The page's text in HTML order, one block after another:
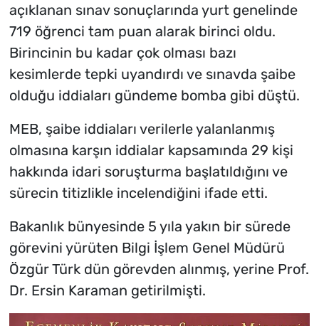
açıklanan sınav sonuçlarında yurt genelinde
719 öğrenci tam puan alarak birinci oldu.
Birincinin bu kadar çok olması bazı
kesimlerde tepki uyandırdı ve sınavda şaibe
olduğu iddiaları gündeme bomba gibi düştü.
MEB, şaibe iddiaları verilerle yalanlanmış
olmasına karşın iddialar kapsamında 29 kişi
hakkında idari soruşturma başlatıldığını ve
sürecin titizlikle incelendiğini ifade etti.
Bakanlık bünyesinde 5 yıla yakın bir sürede
görevini yürüten Bilgi İşlem Genel Müdürü
Özgür Türk dün görevden alınmış, yerine Prof.
Dr. Ersin Karaman getirilmişti.